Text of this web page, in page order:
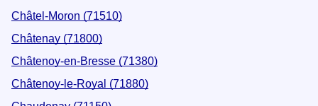
Châtel-Moron (71510)
Châtenay (71800)
Châtenoy-en-Bresse (71380)
Châtenoy-le-Royal (71880)